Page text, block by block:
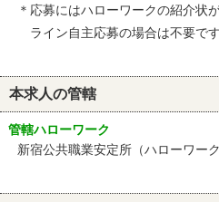
＊応募にはハローワークの紹介状
ライン自主応募の場合は不要です
本求人の管轄
管轄ハローワーク
新宿公共職業安定所（ハローワーク